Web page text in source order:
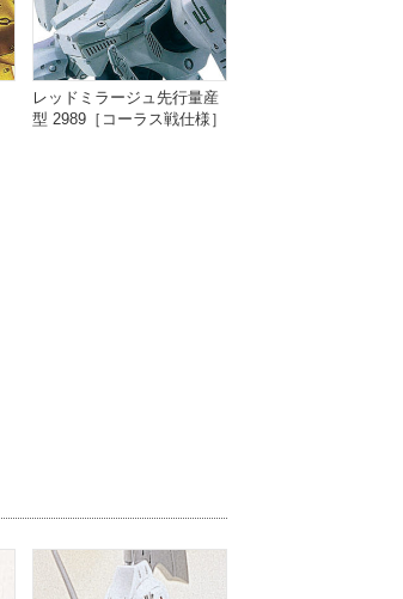
レッドミラージュ先行量産
型 2989［コーラス戦仕様］